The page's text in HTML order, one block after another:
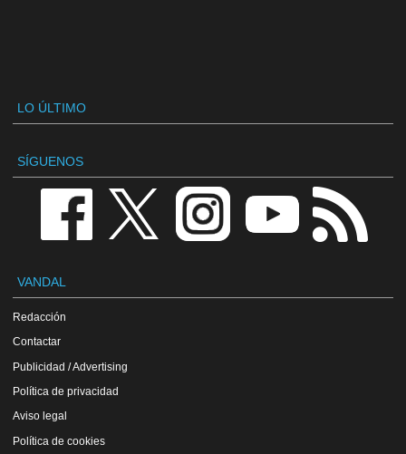
LO ÚLTIMO
SÍGUENOS
VANDAL
Redacción
Contactar
Publicidad / Advertising
Política de privacidad
Aviso legal
Política de cookies